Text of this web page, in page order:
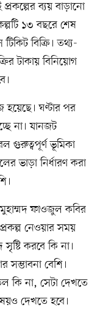
ব্যয় বাড়ানো
১৩ বছরে শেষ
বিক্রি। তথ্য-
টাকায় বিনিয়োগ
হয়েছে। ঘণ্টার পর
না। যানজট
গুরুত্বপূর্ণ ভূমিকা
ভাড়া নির্ধারণ করা
ফাওজুল কবির
নেওয়ার সময়
করবে কি না।
বেশি।
কি না, সেটা দেখতে
দেখতে হবে।